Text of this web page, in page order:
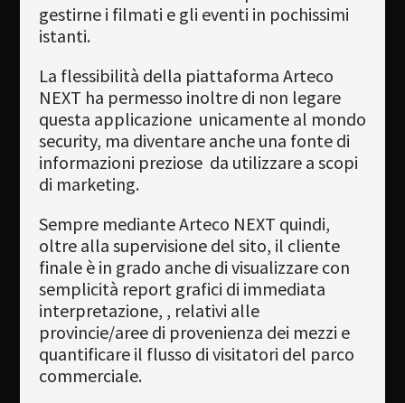
gestirne i filmati e gli eventi in pochissimi
istanti.
La flessibilità della piattaforma Arteco
NEXT ha permesso inoltre di non legare
questa applicazione unicamente al mondo
security, ma diventare anche una fonte di
informazioni preziose da utilizzare a scopi
di marketing.
Sempre mediante Arteco NEXT quindi,
oltre alla supervisione del sito, il cliente
finale è in grado anche di visualizzare con
semplicità report grafici di immediata
interpretazione, , relativi alle
provincie/aree di provenienza dei mezzi e
quantificare il flusso di visitatori del parco
commerciale.